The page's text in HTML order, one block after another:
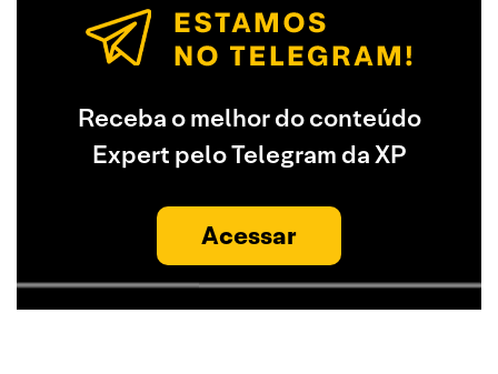
Receba o melhor do conteúdo
Expert pelo Telegram da XP
Acessar